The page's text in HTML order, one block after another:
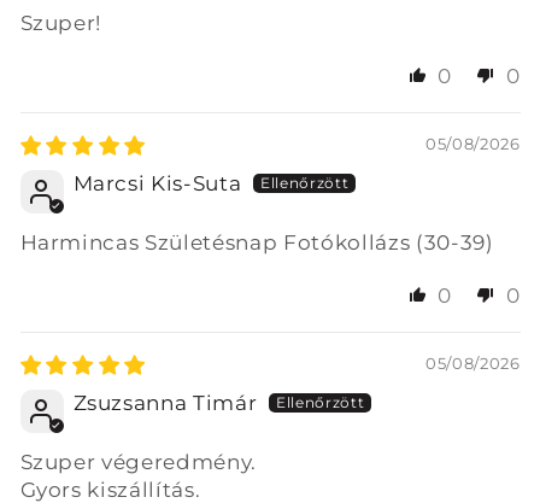
Szuper!
0 0
05/08/2026
Marcsi Kis-Suta
Harmincas Születésnap Fotókollázs (30-39)
0 0
05/08/2026
Zsuzsanna Timár
Szuper végeredmény.
Gyors kiszállítás.